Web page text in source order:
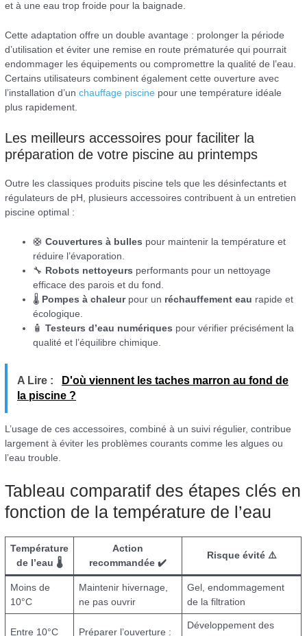
et à une eau trop froide pour la baignade.
Cette adaptation offre un double avantage : prolonger la période
d’utilisation et éviter une remise en route prématurée qui pourrait
endommager les équipements ou compromettre la qualité de l’eau.
Certains utilisateurs combinent également cette ouverture avec
l’installation d’unchauffage piscine pour une température idéale
plus rapidement.
Les meilleurs accessoires pour faciliter la
préparation de votre piscine au printemps
Outre les classiques produits piscine tels que les désinfectants et
régulateurs de pH, plusieurs accessoires contribuent à un entretien
piscine optimal :
🛟Couvertures à bulles pour maintenir la température et
réduire l’évaporation.
🔧 Robots nettoyeurs performants pour un nettoyage
efficace des parois et du fond.
🌡️ Pompes à chaleurpour un réchauffement eau rapide et
écologique.
🧴Testeurs d’eau numériques pour vérifier précisément la
qualité et l’équilibre chimique.
A Lire :
D'où viennent les taches marron au fond de
la piscine ?
L’usage de ces accessoires, combiné à un suivi régulier, contribue
largement à éviter les problèmes courants comme les algues ou
l’eau trouble.
Tableau comparatif des étapes clés en
fonction de la température de l’eau
Température
de l’eau 🌡️
Action
recommandée ✔️
Risque évité ⚠️
Moins de
10°C
Maintenir hivernage,
ne pas ouvrir
Gel, endommagement
de la filtration
Entre 10°C Préparer l’ouverture :
Développement des